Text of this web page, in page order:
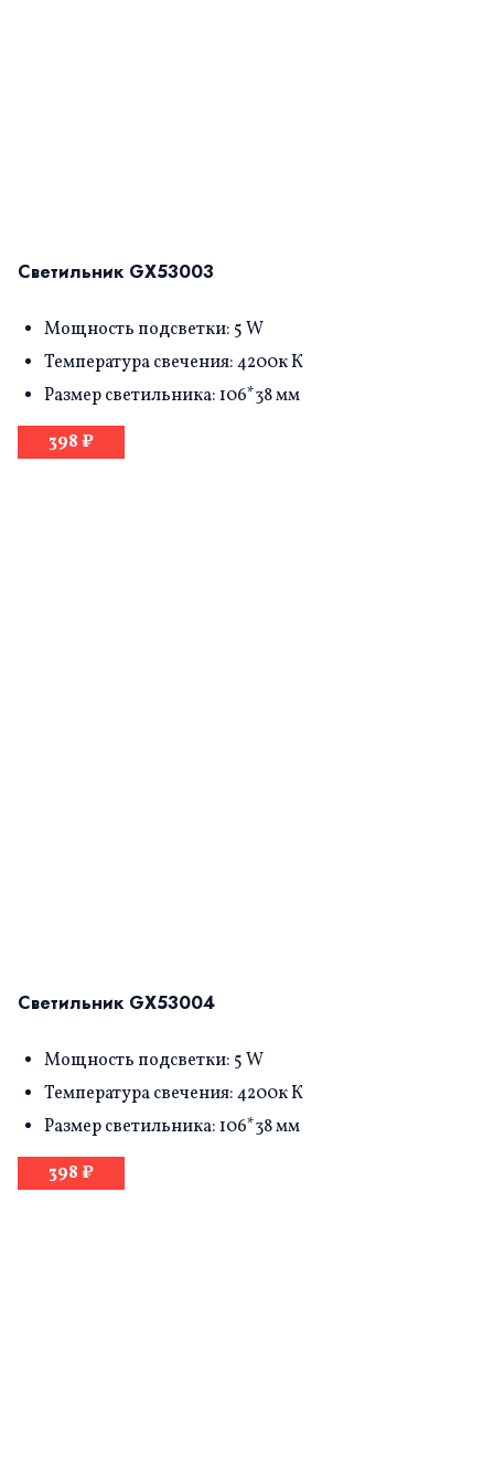
Светильник GX53003
Мощность подсветки: 5 W
Температура свечения: 4200к К
Размер светильника: 106*38 мм
398 ₽
Светильник GX53004
Мощность подсветки: 5 W
Температура свечения: 4200к К
Размер светильника: 106*38 мм
398 ₽